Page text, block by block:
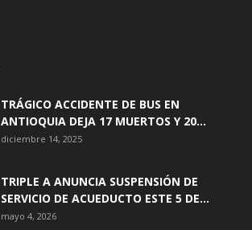
TRÁGICO ACCIDENTE DE BUS EN
ANTIOQUIA DEJA 17 MUERTOS Y 20...
diciembre 14, 2025
TRIPLE A ANUNCIA SUSPENSIÓN DE
SERVICIO DE ACUEDUCTO ESTE 5 DE...
mayo 4, 2026